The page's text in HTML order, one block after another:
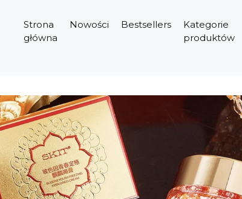
Strona
główna
Nowości Bestsellers
Kategorie
produktów